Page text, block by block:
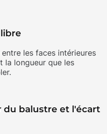
les faces intérieures
la longueur que les
du balustre et l'écart